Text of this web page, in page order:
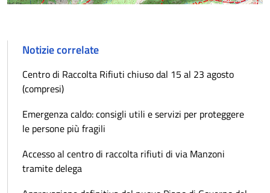
Notizie correlate
Centro di Raccolta Rifiuti chiuso dal 15 al 23 agosto
(compresi)
Emergenza caldo: consigli utili e servizi per proteggere
le persone più fragili
Accesso al centro di raccolta rifiuti di via Manzoni
tramite delega